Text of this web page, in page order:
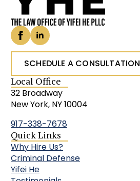
SCHEDULE A CONSULTATION
Local Office
32 Broadway
New York, NY 10004
917-338-7678
Quick Links
Why Hire Us?
Criminal Defense
Yifei He